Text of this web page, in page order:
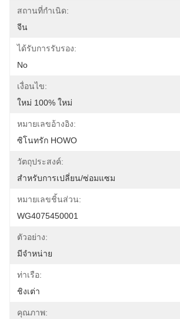
สถานที่กำเนิด:
จีน
ได้รับการรับรอง:
No
เงื่อนไข:
ใหม่ 100% ใหม่
หมายเลขอ้างอิง:
ซิโนทรัก HOWO
วัตถุประสงค์:
สำหรับการเปลี่ยน/ซ่อมแซม
หมายเลขชิ้นส่วน:
WG4075450001
ตัวอย่าง:
มีจำหน่าย
ท่าเรือ:
ชิงเต่า
คุณภาพ: